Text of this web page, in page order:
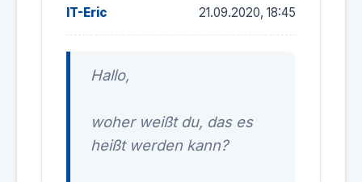
IT-Eric 21.09.2020, 18:45
Hallo,
woher weißt du, das es
heißt werden kann?